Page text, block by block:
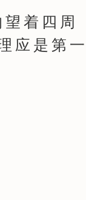
着四周
应是第一